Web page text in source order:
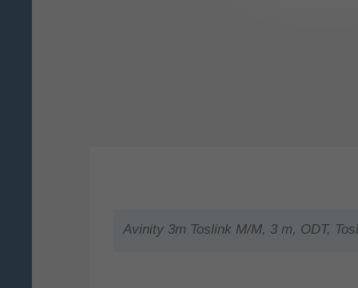
Avinity 3m Toslink M/M, 3 m, ODT,